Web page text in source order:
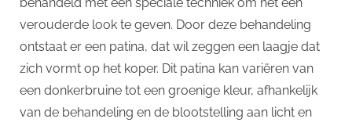
behandeld met een speciale techniek om het een
verouderde look te geven. Door deze behandeling
ontstaat er een patina, dat wil zeggen een laagje dat
zich vormt op het koper. Dit patina kan variëren van
een donkerbruine tot een groenige kleur, afhankelijk
van de behandeling en de blootstelling aan licht en